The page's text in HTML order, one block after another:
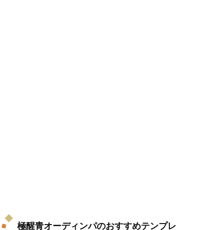
極醒青オーディンパのおすすめテンプレ